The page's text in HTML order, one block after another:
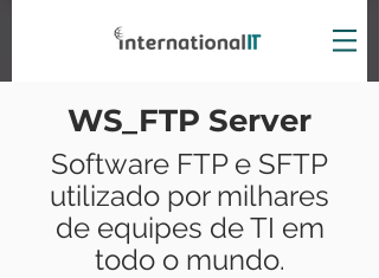
WS_FTP Server
Software FTP e SFTP
utilizado por milhares
de equipes de TI em
todo o mundo.